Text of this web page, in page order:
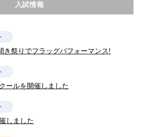
入試情報
き祭りでフラッグパフォーマンス!
ールを開催しました
しました